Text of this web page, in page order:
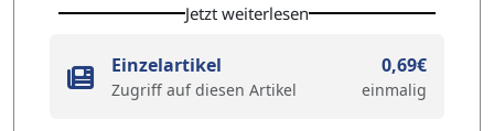
Jetzt weiterlesen
Einzelartikel
Zugriff auf diesen Artikel
0,69€
einmalig